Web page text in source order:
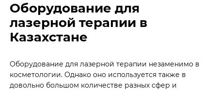
Оборудование для
лазерной терапии в
Казахстане
Оборудование для лазерной терапии незаменимо в
косметологии. Однако оно используется также в
довольно большом количестве разных сфер и